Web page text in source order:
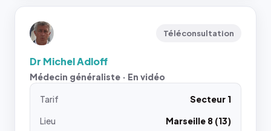
Téléconsultation
Dr Michel Adloff
Médecin généraliste · En vidéo
Tarif
Secteur 1
Lieu
Marseille 8 (13)